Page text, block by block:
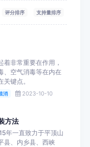
评分排序 支持量排序
非常重要在作用，
、空气消毒等在内在
键点。
消
2023-10-10
方法
年一直致力于平顶山
县、内乡县、西峡